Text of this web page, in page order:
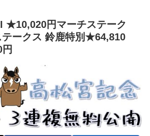
★10,020円マーチステーク
テークス 鈴鹿特別★64,810